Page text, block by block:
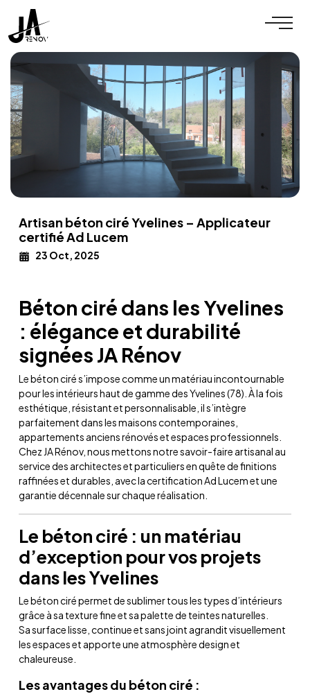
Artisan béton ciré Yvelines – Applicateur
certifié Ad Lucem
23 Oct, 2025
Béton ciré dans les Yvelines
: élégance et durabilité
signées JA Rénov
Le béton ciré s’impose comme un matériau incontournable
pour les intérieurs haut de gamme des Yvelines (78). À la fois
esthétique, résistant et personnalisable, il s’intègre
parfaitement dans les maisons contemporaines,
appartements anciens rénovés et espaces professionnels.
Chez JA Rénov, nous mettons notre savoir-faire artisanal au
service des architectes et particuliers en quête de finitions
raffinées et durables, avec la certification Ad Lucem et une
garantie décennale sur chaque réalisation.
Le béton ciré : un matériau
d’exception pour vos projets
dans les Yvelines
Le béton ciré permet de sublimer tous les types d’intérieurs
grâce à sa texture fine et sa palette de teintes naturelles.
Sa surface lisse, continue et sans joint agrandit visuellement
les espaces et apporte une atmosphère design et
chaleureuse.
Les avantages du béton ciré :